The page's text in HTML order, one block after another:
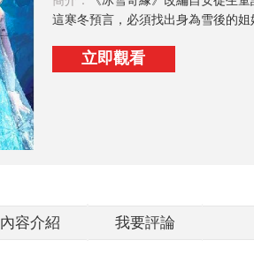
這寒冬預言，必須找出身為雪後的
立即觀看
內容介紹 我要評論